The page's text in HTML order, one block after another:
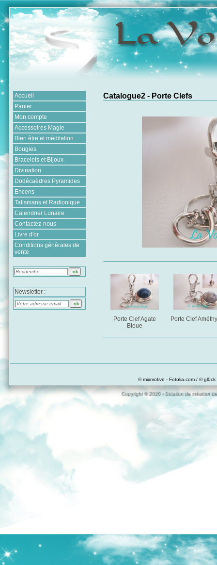
Accueil
Panier
Mon compte
Accessoires Magie
Bien être et méditation
Bougies
Bracelets et Bijoux
Divination
Dodécaèdres Pyramides
Encens
Talismans et Radionique
Calendrier Lunaire
Contactez-nous
Livre d'or
Conditions générales de
vente
Newsletter :
Catalogue2 - Porte Clefs
Porte Clef Agate
Bleue
Porte Clef
© mixmotive - Fotolia.com / ©
Copyright © 2026 - Solution de création